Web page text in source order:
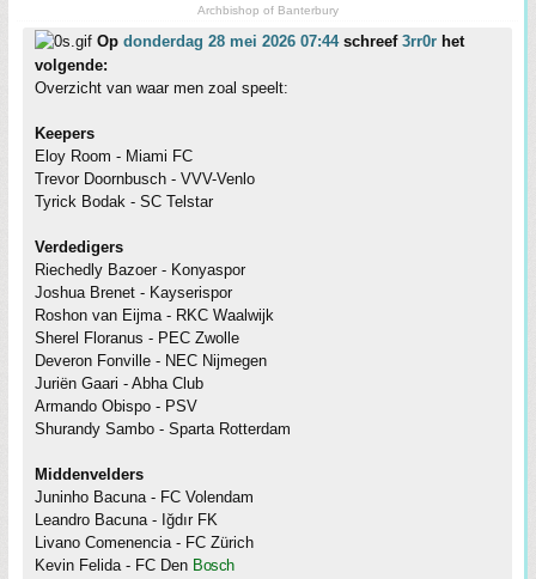
Archbishop of Banterbury
Op donderdag 28 mei 2026 07:44schreef 3rr0r het
volgende:
Overzicht van waar men zoal speelt:
Keepers
Eloy Room - Miami FC
Trevor Doornbusch - VVV-Venlo
Tyrick Bodak - SC Telstar
Verdedigers
Riechedly Bazoer - Konyaspor
Joshua Brenet - Kayserispor
Roshon van Eijma - RKC Waalwijk
Sherel Floranus - PEC Zwolle
Deveron Fonville - NEC Nijmegen
Juriën Gaari - Abha Club
Armando Obispo - PSV
Shurandy Sambo - Sparta Rotterdam
Middenvelders
Juninho Bacuna - FC Volendam
Leandro Bacuna - Iğdır FK
Livano Comenencia - FC Zürich
Kevin Felida - FC Den Bosch